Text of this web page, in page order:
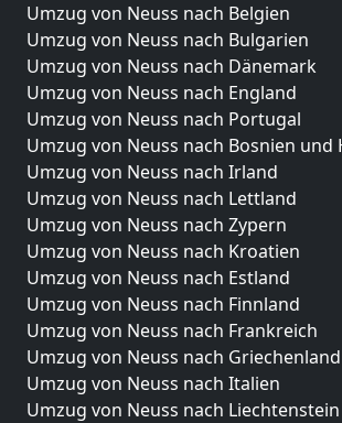
Umzug von Neuss nach Belgien
Umzug von Neuss nach Bulgarien
Umzug von Neuss nach Dänemark
Umzug von Neuss nach England
Umzug von Neuss nach Portugal
Umzug von Neuss nach Bosnien und
Umzug von Neuss nach Irland
Umzug von Neuss nach Lettland
Umzug von Neuss nach Zypern
Umzug von Neuss nach Kroatien
Umzug von Neuss nach Estland
Umzug von Neuss nach Finnland
Umzug von Neuss nach Frankreich
Umzug von Neuss nach Griechenland
Umzug von Neuss nach Italien
Umzug von Neuss nach Liechtenstein